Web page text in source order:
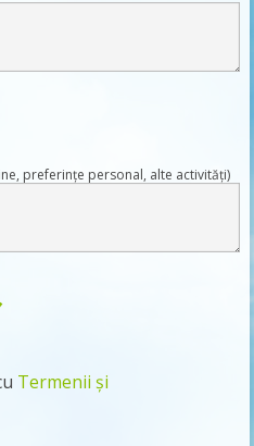
preferințe personal, alte activități)
Termenii și